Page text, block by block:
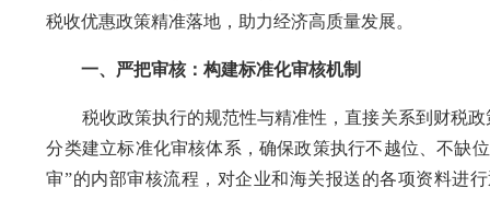
税收优惠政策精准落地，助力经济高质量发展。
一、严把审核：构建标准化审核机制
税收政策执行的规范性与精准性，直接关系到财税政
分类建立标准化审核体系，确保政策执行不越位、不
审”的内部审核流程，对企业和海关报送的各项资料进